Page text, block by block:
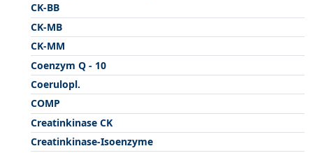
CK-BB
CK-MB
CK-MM
Coenzym Q - 10
Coerulopl.
COMP
Creatinkinase CK
Creatinkinase-Isoenzyme